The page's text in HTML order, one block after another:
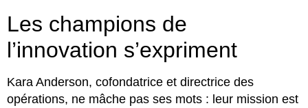
Les champions de
l’innovation s’expriment
Kara Anderson, cofondatrice et directrice des
opérations, ne mâche pas ses mots : leur mission est